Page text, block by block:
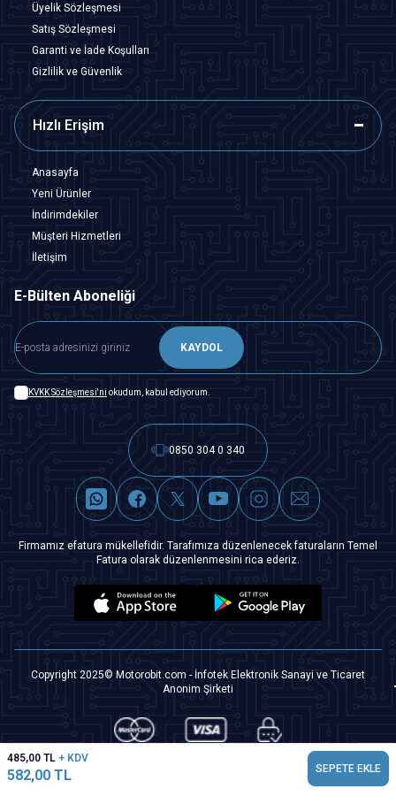
485,00 TL + KDV
582,00 TL SEPETE EKLE
Üyelik Sözleşmesi
Satış Sözleşmesi
Garanti ve İade Koşulları
Gizlilik ve Güvenlik
Hızlı Erişim
Anasayfa
Yeni Ürünler
İndirimdekiler
Müşteri Hizmetleri
İletişim
E-Bülten Aboneliği
KAYDOL
KVKK Sözleşmesi'ni okudum, kabul ediyorum.
0850 304 0 340
Firmamız efatura mükellefidir. Tarafımıza düzenlenecek faturaların Temel
Fatura olarak düzenlenmesini rica ederiz.
Copyright 2025© Motorobit.com - İnfotek Elektronik Sanayi ve Ticaret
Anonim Şirketi